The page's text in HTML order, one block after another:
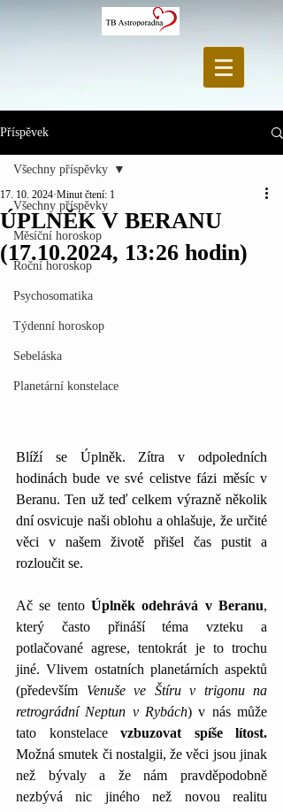
Příspěvek
Všechny příspěvky
Měsíční horoskop
Roční horoskop
Psychosomatika
Týdenní horoskop
Sebeláska
Planetární konstelace
Všechny příspěvky
ÚPLNĚK V BERANU
(17.10.2024, 13:26 hodin)
17. 10. 2024 Minut čtení: 1
Blíží se Úplněk. Zítra v odpoledních
hodinách bude ve své celistve fázi měsíc v
Beranu. Ten už teď celkem výrazně několik
dní osvicuje naši oblohu a ohlašuje, že určité
věci v našem životě přišel čas pustit a
rozloučit se.
Ač se tento Úplněk odehrává v Beranu,
který často přináší téma vzteku a
potlačované agrese, tentokrát je to trochu
jiné. Vlivem ostatních planetárních aspektů
(především Venuše ve Štíru v trigonu na
retrográdní Neptun v Rybách) v nás může
tato konstelace vzbuzovat spíše lítost.
Možná smutek či nostalgii, že věci jsou jinak
než bývaly a že nám pravděpodobně
nezbývá nic jiného než novou realitu